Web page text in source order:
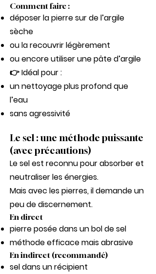
Comment faire :
déposer la pierre sur de l’argile
sèche
ou la recouvrir légèrement
ou encore utiliser une pâte d’argile
👉 Idéal pour :
un nettoyage plus profond que
l’eau
sans agressivité
Le sel : une méthode puissante
(avec précautions)
Le sel est reconnu pour absorber et
neutraliser les énergies.
Mais avec les pierres, il demande un
peu de discernement.
En direct
pierre posée dans un bol de sel
méthode efficace mais abrasive
En indirect (recommandé)
sel dans un récipient